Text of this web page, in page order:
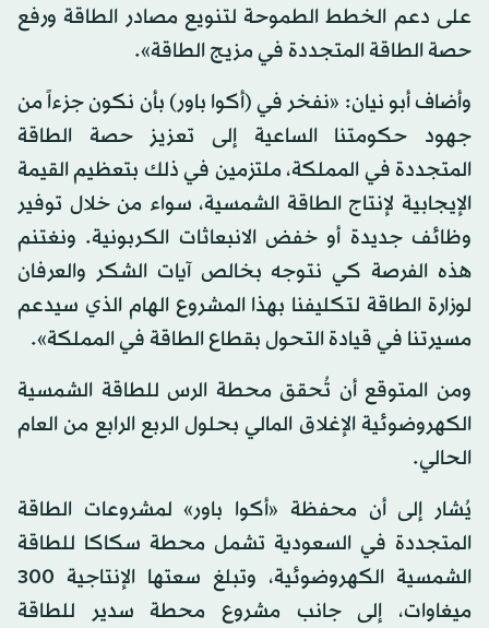
على دعم الخطط الطموحة لتنويع مصادر الطاقة ورفع
حصة الطاقة المتجددة في مزيج الطاقة».
وأضاف أبو نيان: «نفخر في (أكوا باور) بأن نكون جزءاً من
جهود حكومتنا الساعية إلى تعزيز حصة الطاقة
المتجددة في المملكة، ملتزمين في ذلك بتعظيم القيمة
الإيجابية لإنتاج الطاقة الشمسية، سواء من خلال توفير
وظائف جديدة أو خفض الانبعاثات الكربونية. ونغتنم
هذه الفرصة كي نتوجه بخالص آيات الشكر والعرفان
لوزارة الطاقة لتكليفنا بهذا المشروع الهام الذي سيدعم
مسيرتنا في قيادة التحول بقطاع الطاقة في المملكة».
ومن المتوقع أن تُحقق محطة الرس للطاقة الشمسية
الكهروضوئية الإغلاق المالي بحلول الربع الرابع من العام
الحالي.
يُشار إلى أن محفظة «أكوا باور» لمشروعات الطاقة
المتجددة في السعودية تشمل محطة سكاكا للطاقة
الشمسية الكهروضوئية، وتبلغ سعتها الإنتاجية 300
ميغاوات، إلى جانب مشروع محطة سدير للطاقة